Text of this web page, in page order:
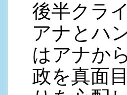
後半クラ
アナとハ
はアナか
政を真面